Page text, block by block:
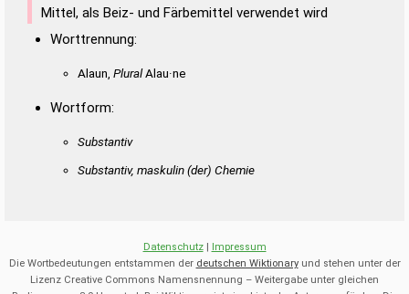
Mittel, als Beiz- und Färbemittel verwendet wird
Worttrennung:
Alaun, PluralAlau·ne
Wortform:
Substantiv
Substantiv, maskulin(der) Chemie
Datenschutz| Impressum
Die Wortbedeutungen entstammen der deutschen Wiktionaryund stehen unter der
Lizenz Creative Commons Namensnennung – Weitergabe unter gleichen